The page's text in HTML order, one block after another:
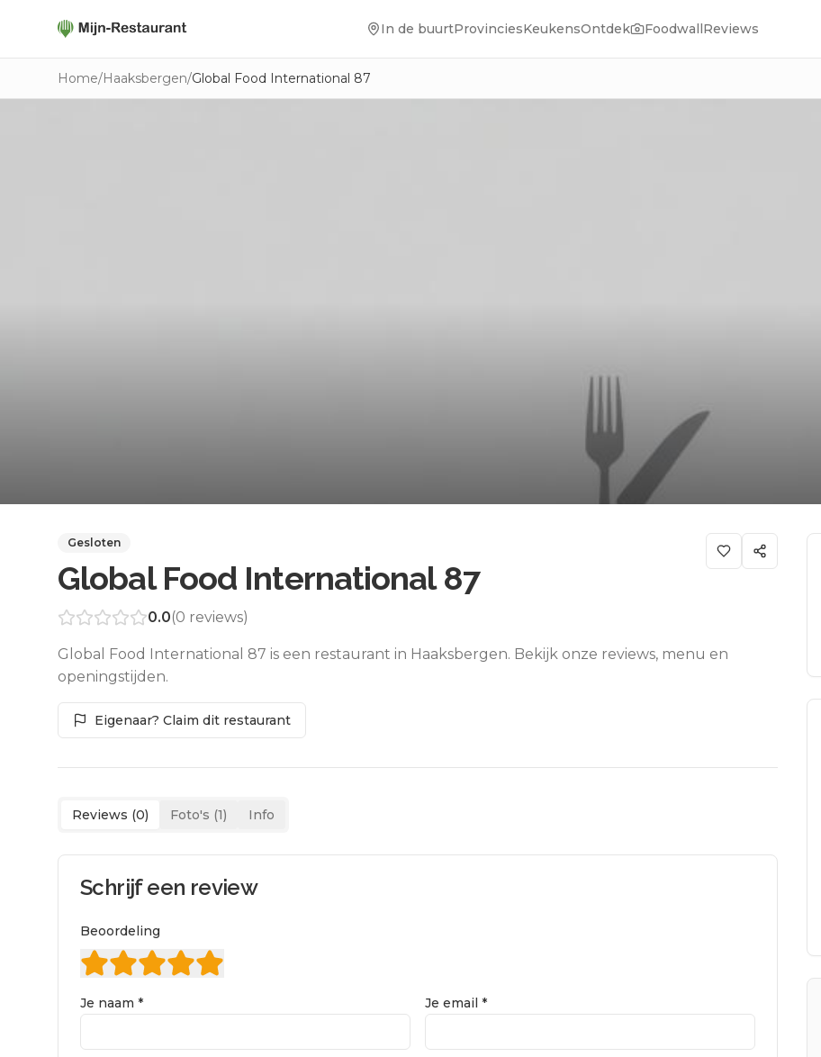
In de buurtProvinciesKeukensOntdek FoodwallReviews
Home/Haaksbergen/Global Food International 87
Gesloten
Global Food International 87
0.0(0 reviews)
Global Food International 87 is een restaurant in Haaksbergen. Bekijk onze reviews, menu en
openingstijden.
Eigenaar? Claim dit restaurant
Reviews (0) Foto's (1) Info
Schrijf een review
Beoordeling
Je naam * Je email *